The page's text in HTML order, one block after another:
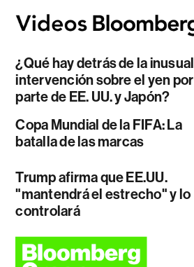
¿Qué hay detrás de la inusual
intervención sobre el yen por
parte de EE. UU. y Japón?
Copa Mundial de la FIFA: La
batalla de las marcas
Trump afirma que EE.UU.
"mantendrá el estrecho" y lo
controlará